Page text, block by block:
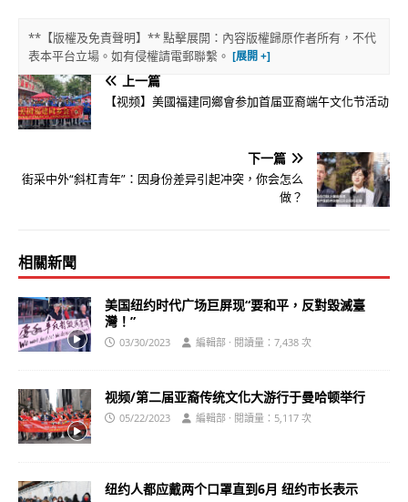
**【版權及免責聲明】** 點擊展開：內容版權歸原作者所有，不代
表本平台立場。如有侵權請電郵聯繫。
上一篇
【视频】美國福建同鄉會参加首届亚裔端午文化节活动
下一篇
街采中外“斜杠青年”：因身份差异引起冲突，你会怎么
做？
相關新聞
美国纽约时代广场巨屏现“要和平，反對毀滅臺
灣！”
03/30/2023 編輯部 · 閱讀量：7,438 次
视频/第二届亚裔传统文化大游行于曼哈顿举行
05/22/2023 編輯部 · 閱讀量：5,117 次
纽约人都应戴两个口罩直到6月 纽约市长表示